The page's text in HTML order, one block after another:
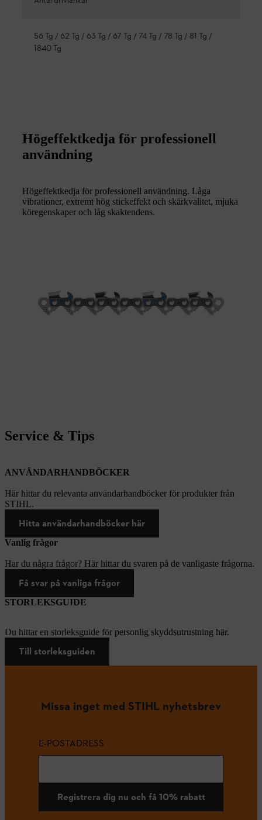
56 Tg / 62 Tg / 63 Tg / 67 Tg / 74 Tg / 78 Tg / 81 Tg /
1840 Tg
Högeffektkedja för professionell
användning
Högeffektkedja för professionell användning. Låga
vibrationer, extremt hög stickeffekt och skärkvalitet, mjuka
köregenskaper och låg skaktendens.
Service & Tips
ANVÄNDARHANDBÖCKER
Här hittar du relevanta användarhandböcker för produkter från
STIHL.
Hitta användarhandböcker här
Vanlig frågor
Har du några frågor? Här hittar du svaren på de vanligaste frågorna.
Få svar på vanliga frågor
STORLEKSGUIDE
Du hittar en storleksguide för personlig skyddsutrustning här.
Till storleksguiden
Missa inget med STIHL nyhetsbrev
E-POSTADRESS
Registrera dig nu och få 10% rabatt